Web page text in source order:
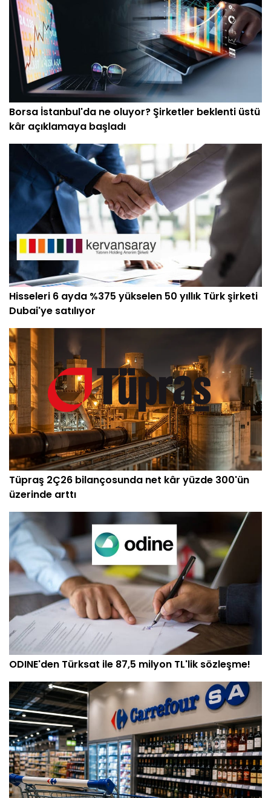
Borsa İstanbul'da ne oluyor? Şirketler beklenti üstü
kâr açıklamaya başladı
Hisseleri 6 ayda %375 yükselen 50 yıllık Türk şirketi
Dubai'ye satılıyor
Tüpraş 2Ç26 bilançosunda net kâr yüzde 300'ün
üzerinde arttı
ODINE'den Türksat ile 87,5 milyon TL'lik sözleşme!